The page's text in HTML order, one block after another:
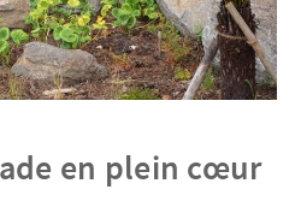
en plein cœur